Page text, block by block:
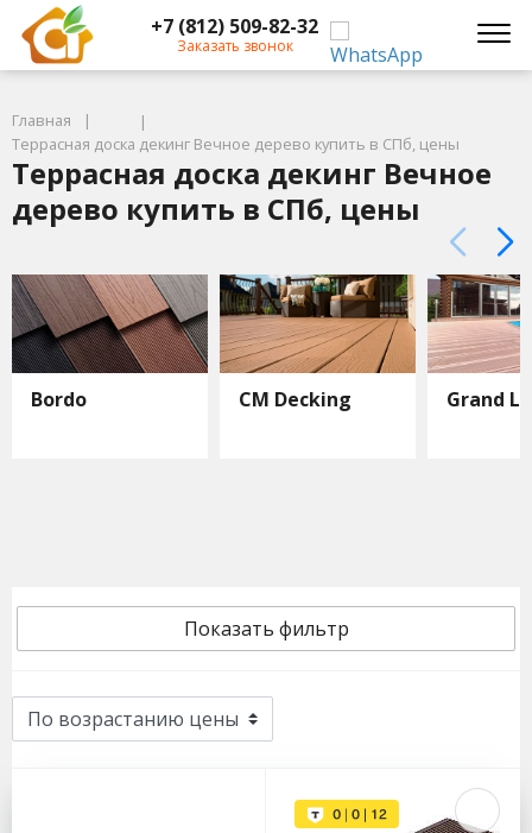
+7 (812) 509-82-32
Заказать звонок
Главная
Террасная доска декинг Вечное дерево купить в СПб, цены
Террасная доска декинг Вечное
дерево купить в СПб, цены
Bordo CM Decking Grand
Показать фильтр